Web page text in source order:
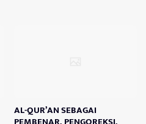
AL-QUR’AN SEBAGAI